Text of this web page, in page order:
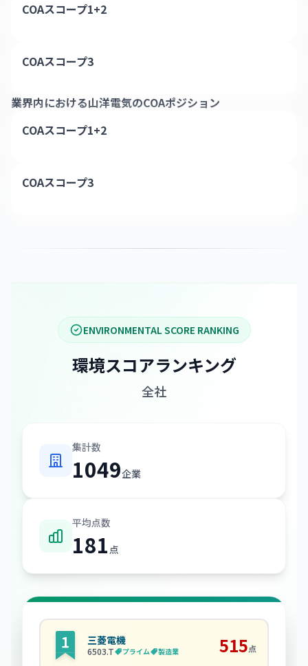
COAスコープ1+2
COAスコープ3
業界内における山洋電気のCOAポジション
COAスコープ1+2
COAスコープ3
ENVIRONMENTAL SCORE RANKING
環境スコアランキング
全社
集計数
1049企業
平均点数
181 点
三菱電機
6503.T プライム 製造業 515点